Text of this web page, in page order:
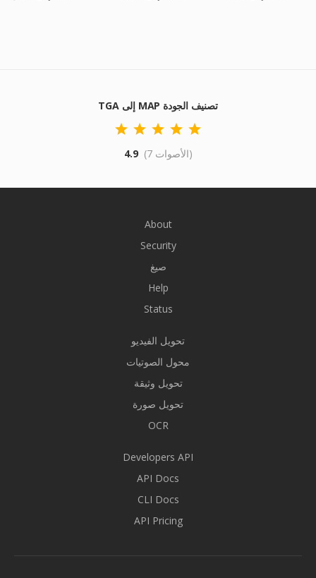
TGA إلى MAP تصنيف الجودة
4.9 (7 الأصوات)
About
Security
صيغ
Help
Status
تحويل الفيديو
محول الصوتيات
تحويل وثيقة
تحويل صورة
OCR
Developers API
API Docs
CLI Docs
API Pricing